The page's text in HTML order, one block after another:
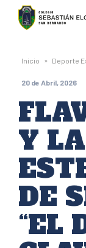
Colegio
Sebastián
Elcano
de
San
Inicio » Deporte
20 de Abril, 2026
Y
DE
“EL